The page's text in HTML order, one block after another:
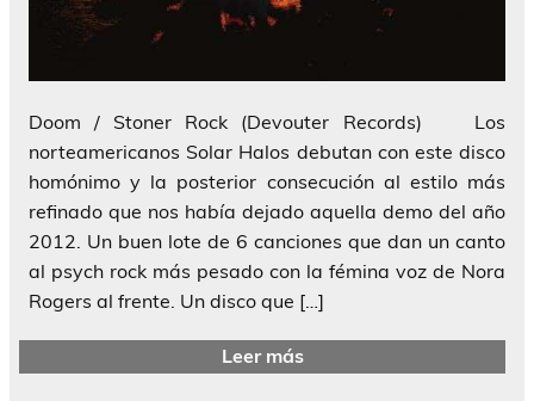
Doom / Stoner Rock (Devouter Records) Los
norteamericanos Solar Halos debutan con este disco
homónimo y la posterior consecución al estilo más
refinado que nos había dejado aquella demo del año
2012. Un buen lote de 6 canciones que dan un canto
al psych rock más pesado con la fémina voz de Nora
Rogers al frente. Un disco que […]
Leer más